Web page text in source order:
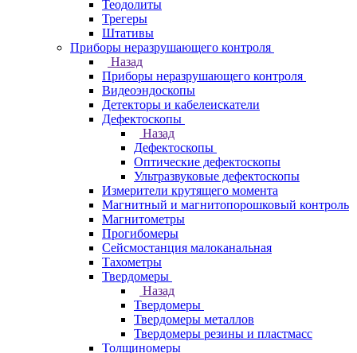
Теодолиты
Трегеры
Штативы
Приборы неразрушающего контроля
Назад
Приборы неразрушающего контроля
Видеоэндоскопы
Детекторы и кабелеискатели
Дефектоскопы
Назад
Дефектоскопы
Оптические дефектоскопы
Ультразвуковые дефектоскопы
Измерители крутящего момента
Магнитный и магнитопорошковый контроль
Магнитометры
Прогибомеры
Сейсмостанция малоканальная
Тахометры
Твердомеры
Назад
Твердомеры
Твердомеры металлов
Твердомеры резины и пластмасс
Толщиномеры